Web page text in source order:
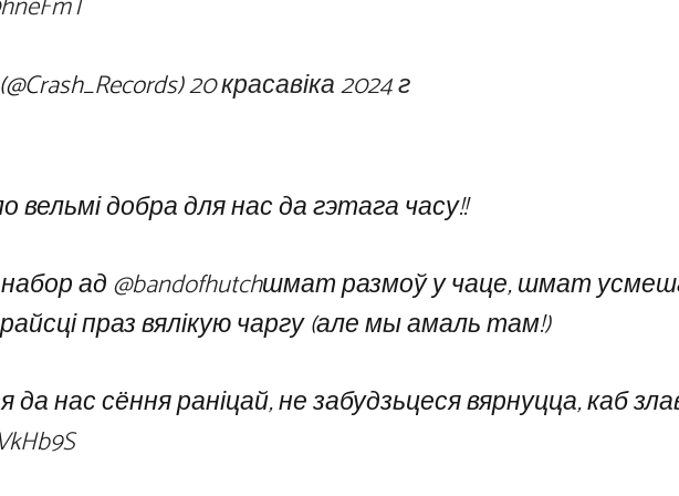
20 красавіка 2024 г
вельмі добра для нас да гэтага часу!!
ад@bandofhutchшмат размоў у чаце, шмат
праз вялікую чаргу (але мы амаль там!)
да нас сёння раніцай, не забудзьцеся вярнуцца, каб